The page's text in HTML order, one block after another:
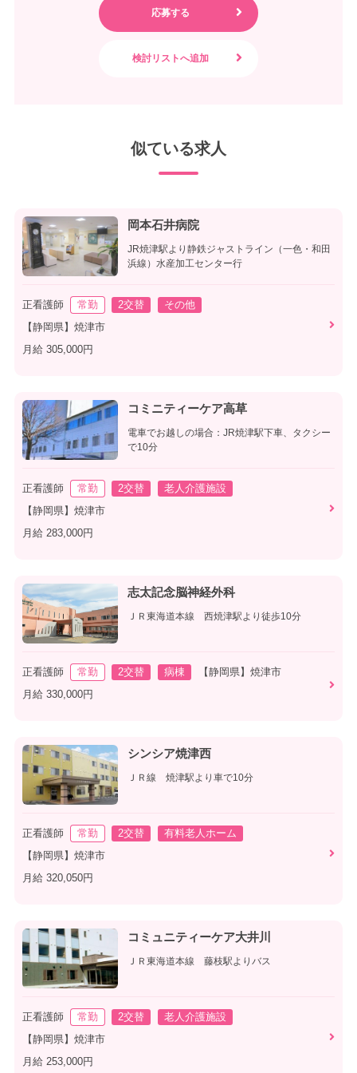
似ている求人
岡本石井病院
JR焼津駅より静鉄ジャストライン（一色・和田
浜線）水産加工センター行
正看護師 常勤 2交替
その他
【静岡県】焼津市
月給 305,000円
コミニティーケア高草
電車でお越しの場合：JR焼津駅下車、タクシー
で10分
正看護師 常勤 2交替
老人介護施設
【静岡県】焼津市
月給 283,000円
志太記念脳神経外科
ＪＲ東海道本線 西焼津駅より徒歩10分
正看護師 常勤 2交替 病棟
【静岡県】焼津市
月給 330,000円
シンシア焼津西
ＪＲ線 焼津駅より車で10分
正看護師 常勤 2交替
有料老人ホーム
【静岡県】焼津市
月給 320,050円
コミュニティーケア大井川
ＪＲ東海道本線 藤枝駅よりバス
正看護師 常勤 2交替
老人介護施設
【静岡県】焼津市
月給 253,000円